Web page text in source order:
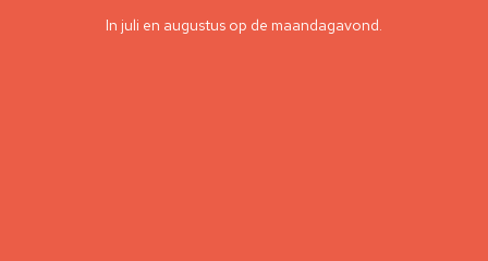
In juli en augustus op de maandagavond.